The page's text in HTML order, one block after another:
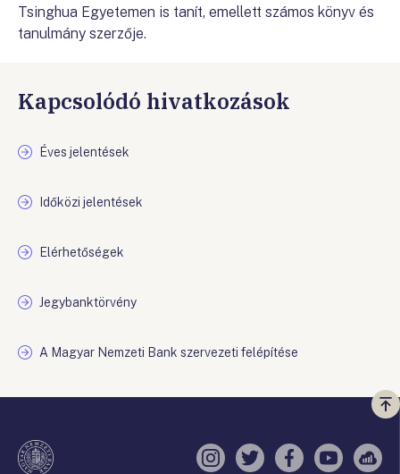
Tsinghua Egyetemen is tanít, emellett számos könyv és
tanulmány szerzője.
Kapcsolódó hivatkozások
Éves jelentések
Időközi jelentések
Elérhetőségek
Jegybanktörvény
A Magyar Nemzeti Bank szervezeti felépítése
a
Instagram
TwitterFacebook
YouTube